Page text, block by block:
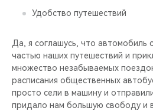
Удобство путешествий
Да, я соглашусь, что автомобиль
частью наших путешествий и
множество незабываемых
расписания общественных
просто сели в машину и
придало нам большую свободу и